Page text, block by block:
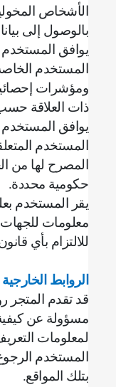
الأشخاص
بالوصول إلى
يوافق المستخدم
المستخدم الخاصة
ومؤشرات
ذات العلاقة حسب
يوافق المستخدم
المستخدم
المصرح لها من
حكومية محددة.
‌يقر المستخدم
معلومات للجهات
للالتزام بأي
الروابط الخارجية
قد تقدم المتجر
مسؤولة عن كيفية
لمعلومات
المستخدم
بتلك المواقع.